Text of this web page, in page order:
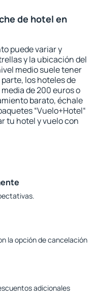
de hotel en
puede variar y
y la ubicación del
medio suele tener
los hoteles de
de 200 euros o
barato, échale
“Vuelo+Hotel“
tu hotel y vuelo con
la opción de cancelación
adicionales